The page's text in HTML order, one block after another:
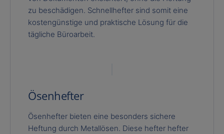
zu beschädigen. Schnellhefter sind somit eine
kostengünstige und praktische Lösung für die
tägliche Büroarbeit.
Ösenhefter
Ösenhefter bieten eine besonders sichere
Heftung durch Metallösen. Diese hefter hefter